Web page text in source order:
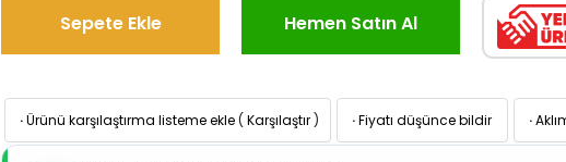
Sepete Ekle Hemen Satın Al
·Ürünü karşılaştırma listeme ekle ( Karşılaştır ) ·Fiyatı düşünce bildir ·